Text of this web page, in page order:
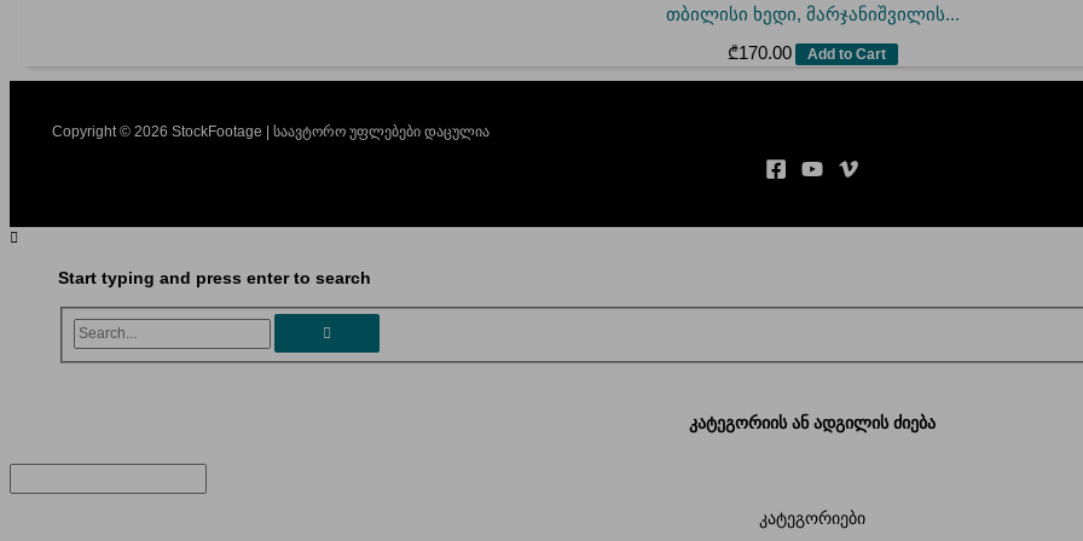
თბილისი ხედი, მარჯანიშვილის...
₾170.00 Add to Cart
Copyright © 2026 StockFootage | საავტორო უფლებები დაცულია
Start typing and press enter to search
Search...
კატეგორიის ან ადგილის ძიება
კატეგორიები